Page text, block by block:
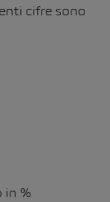
cifre sono
in %